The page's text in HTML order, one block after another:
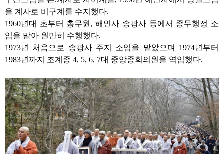
을 계사로 비구계를 수지했다.
1960년대 초부터 총무원 ,해인사 송광사 등에서 종무행정 소
임을 맡아 원만히 수행했다.
1973년 처음으로 송광사 주지 소임을 맡았으며 1974년부터
1983년까지 조계종 4, 5, 6, 7대 중앙종회의원을 역임했다.